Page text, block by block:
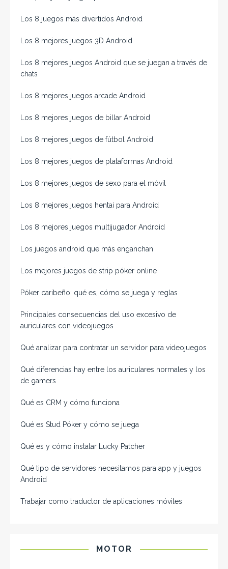
Los 8 juegos más divertidos Android
Los 8 mejores juegos 3D Android
Los 8 mejores juegos Android que se juegan a través de
chats
Los 8 mejores juegos arcade Android
Los 8 mejores juegos de billar Android
Los 8 mejores juegos de fútbol Android
Los 8 mejores juegos de plataformas Android
Los 8 mejores juegos de sexo para el móvil
Los 8 mejores juegos hentai para Android
Los 8 mejores juegos multijugador Android
Los juegos android que más enganchan
Los mejores juegos de strip póker online
Póker caribeño: qué es, cómo se juega y reglas
Principales consecuencias del uso excesivo de
auriculares con videojuegos
Qué analizar para contratar un servidor para videojuegos
Qué diferencias hay entre los auriculares normales y los
de gamers
Qué es CRM y cómo funciona
Qué es Stud Póker y cómo se juega
Qué es y cómo instalar Lucky Patcher
Qué tipo de servidores necesitamos para app y juegos
Android
Trabajar como traductor de aplicaciones móviles
MOTOR